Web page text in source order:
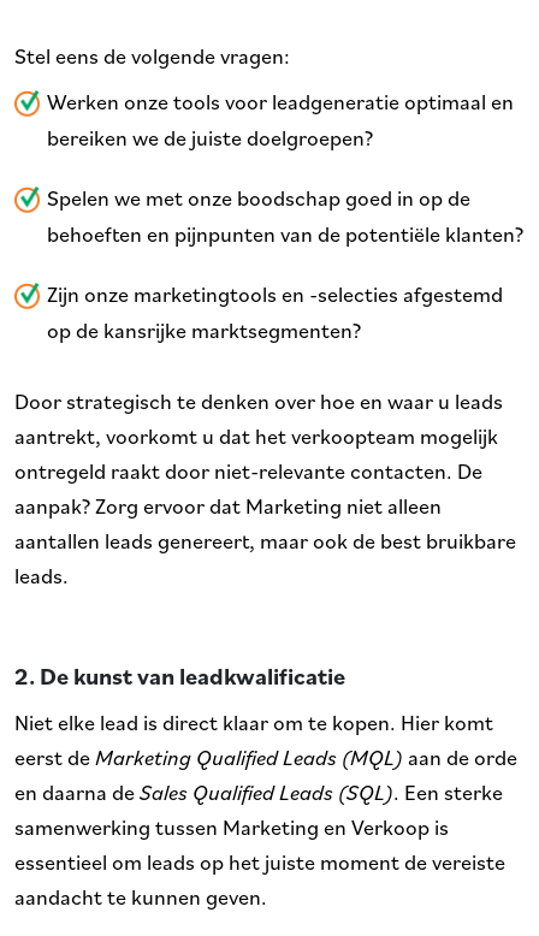
Stel eens de volgende vragen:
Werken onze tools voor leadgeneratie optimaal en
bereiken we de juiste doelgroepen?
Spelen we met onze boodschap goed in op de
behoeften en pijnpunten van de potentiële klanten?
Zijn onze marketingtools en -selecties afgestemd
op de kansrijke marktsegmenten?
Door strategisch te denken over hoe en waar u leads
aantrekt, voorkomt u dat het verkoopteam mogelijk
ontregeld raakt door niet-relevante contacten. De
aanpak? Zorg ervoor dat Marketing niet alleen
aantallen leads genereert, maar ook de best bruikbare
leads.
2. De kunst van leadkwalificatie
Niet elke lead is direct klaar om te kopen. Hier komt
eerstdeMarketing Qualified Leads (MQL) aan de orde
en daarna deSales Qualified Leads (SQL). Een sterke
samenwerking tussen Marketing en Verkoop is
essentieel om leads op het juiste moment de vereiste
aandacht te kunnen geven.